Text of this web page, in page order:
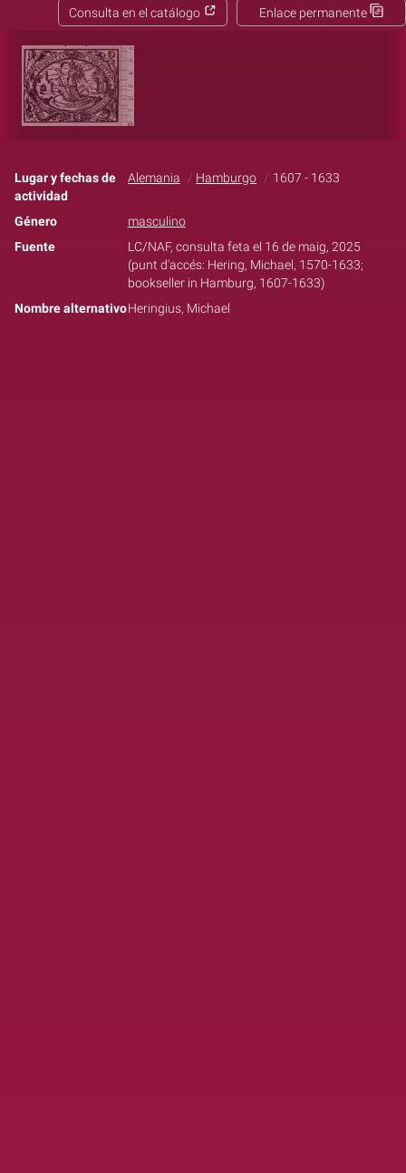
Enlace permanente
Consulta en el catálogo
Lugar y fechas de
actividad
Alemania Hamburgo 1607 - 1633
Género
masculino
Fuente
LC/NAF, consulta feta el 16 de maig, 2025
(punt d'accés: Hering, Michael, 1570-1633;
bookseller in Hamburg, 1607-1633)
Nombre alternativoHeringius, Michael